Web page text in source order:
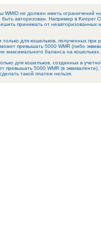
WMID не должен иметь ограничений
авторизован. Например в Keeper
принимать от неавторизованных
для кошельков, полученных при
превышать 5000 WMR (либо
баланса на кошельках,
для кошельков, созданных в
5000 WMR (в эквиваленте).
такой платеж нельзя.